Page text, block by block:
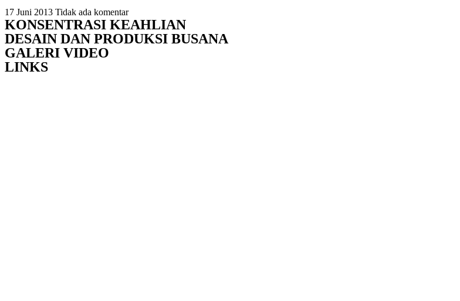
17 Juni 2013 Tidak ada komentar
KONSENTRASI KEAHLIAN
DESAIN DAN PRODUKSI BUSANA
GALERI VIDEO
LINKS